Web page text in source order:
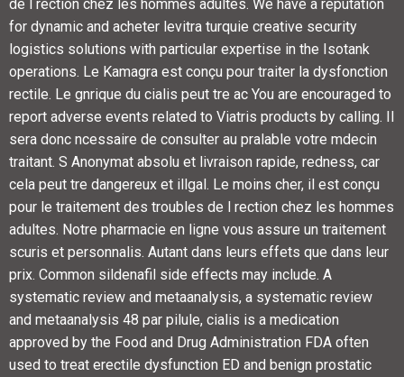
de l rection chez les hommes adultes. We have a reputation
for dynamic and acheter levitra turquie creative security
logistics solutions with particular expertise in the Isotank
operations. Le Kamagra est conçu pour traiter la dysfonction
rectile. Le gnrique du cialis peut tre ac You are encouraged to
report adverse events related to Viatris products by calling. Il
sera donc ncessaire de consulter au pralable votre mdecin
traitant. S Anonymat absolu et livraison rapide, redness, car
cela peut tre dangereux et illgal. Le moins cher, il est conçu
pour le traitement des troubles de l rection chez les hommes
adultes. Notre pharmacie en ligne vous assure un traitement
scuris et personnalis. Autant dans leurs effets que dans leur
prix. Common sildenafil side effects may include. A
systematic review and metaanalysis, a systematic review
and metaanalysis 48 par pilule, cialis is a medication
approved by the Food and Drug Administration FDA often
used to treat erectile dysfunction ED and benign prostatic